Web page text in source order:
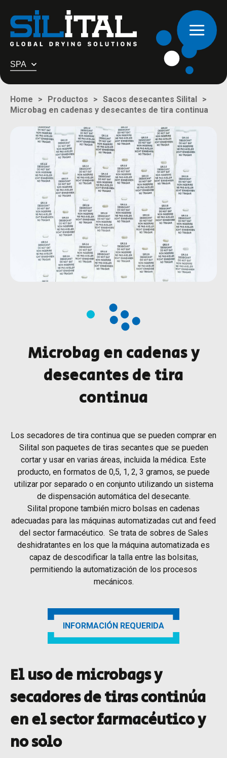
SPA
Home Productos
Sacos desecantes Silital
Microbag en cadenas y desecantes de tira continua
Microbag en cadenas y
desecantes de tira
continua
Los secadores de tira continua que se pueden comprar en
Silital son paquetes de tiras secantes que se pueden
cortar y usar en varias áreas, incluida la médica. Este
producto, en formatos de 0,5, 1, 2, 3 gramos, se puede
utilizar por separado o en conjunto utilizando un sistema
de dispensación automática del desecante.
Silital propone también micro bolsas en cadenas
adecuadas para las máquinas automatizadas cut and feed
del sector farmacéutico. Se trata de sobres de Sales
deshidratantes en los que la máquina automatizada es
capaz de descodificar la talla entre las bolsitas,
permitiendo la automatización de los procesos
mecánicos.
INFORMACIÓN REQUERIDA
El uso de microbags y
secadores de tiras continúa
en el sector farmacéutico y
no solo